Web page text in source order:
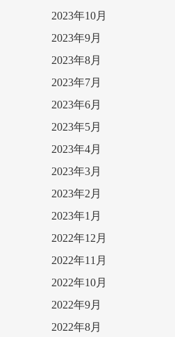
2023年10月
2023年9月
2023年8月
2023年7月
2023年6月
2023年5月
2023年4月
2023年3月
2023年2月
2023年1月
2022年12月
2022年11月
2022年10月
2022年9月
2022年8月